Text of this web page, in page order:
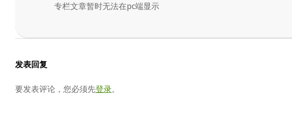
分
会
专栏文章暂时无法在pc端显示
04-
发表回复
要发表评论，您必须先登录。